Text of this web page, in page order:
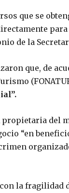
que se
de la
que, de
propietaria del
“en
con la